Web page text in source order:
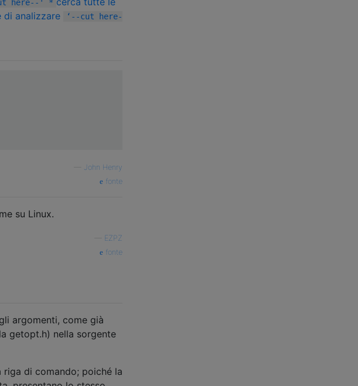
here--' *
di analizzare
‘--cut here-
John Henry
fonte
su Linux.
EZPZ
fonte
argomenti, come già
getopt.h) nella sorgente
di comando; poiché la